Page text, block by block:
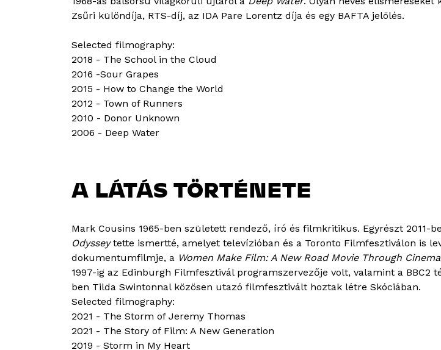
Zsűri különdíja, RTS-díj, az IDA Pare Lorentz díja és egy BAFTA jelölés.
Selected filmography:
2018 - The School in the Cloud
2016 -Sour Grapes
2015 - How to Change the World
2012 - Town of Runners
2010 - Donor Unknown
2006 - Deep Water
A LÁTÁS TÖRTÉNETE
Mark Cousins 1965-ben született rendező, író és filmkritikus. Egyrészt 2011-
Odysseytette ismertté, amelyet televízióban és a Toronto Filmfesztiválon is
dokumentumfilmje, a Women Make Film: A New Road Movie Through Cinema
1997-ig az Edinburgh Filmfesztivál programszervezője volt, valamint a BBC2
ben Tilda Swintonnal közösen utazó filmfesztivált hoztak létre Skóciában.
Selected filmography:
2021 - The Storm of Jeremy Thomas
2021 - The Story of Film: A New Generation
2019 - Storm in My Heart